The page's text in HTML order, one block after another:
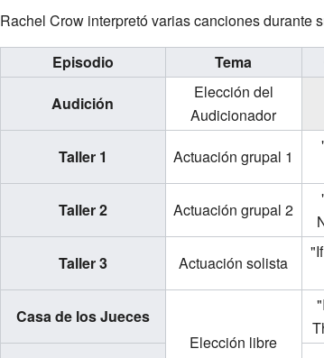
Rachel Crow interpretó varias canciones durante
Episodio
Tema
Audición
Elección del
Audicionador
Taller 1 Actuación grupal 1
Taller 2 Actuación grupal 2
Taller 3 Actuación solista
Casa de los Jueces
Elección libre